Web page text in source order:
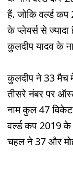
हैं. जोकि वर्ल्ड कप
के प्लेयर्स से
कुलदीप यादव के
कुलदीप ने 33 मैच
तीसरे नंबर पर
नाम कुल 47 विकेट
वर्ल्ड कप 2019
चहल ने 37 और